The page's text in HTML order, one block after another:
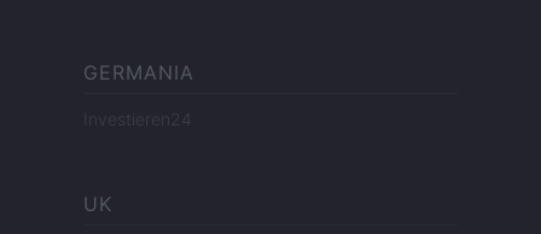
GERMANIA
Investieren24
UK